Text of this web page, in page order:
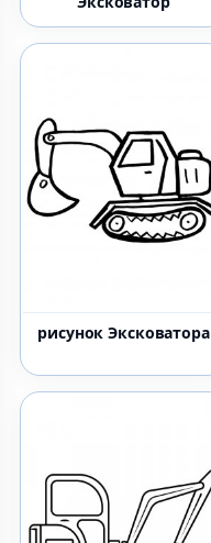
рисунок Эксковатора